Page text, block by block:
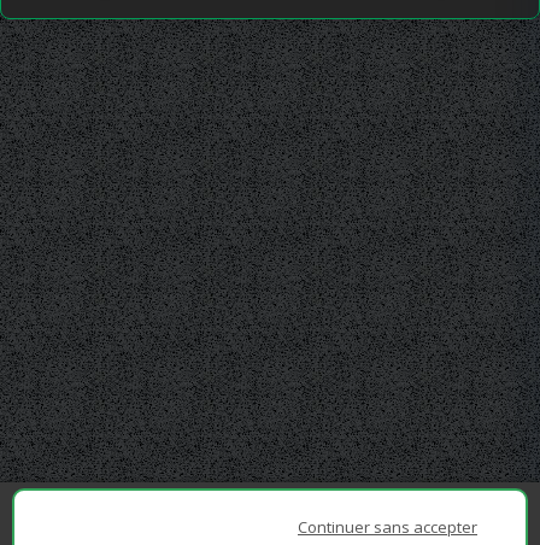
Continuer sans accepter